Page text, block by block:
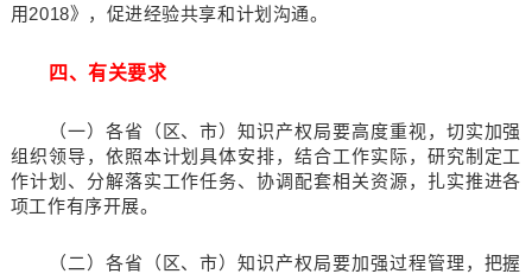
用2018》，促进经验共享和计划沟通。
四、有关要求
（一）各省（区、市）知识产权局要高度重视，切实加强
组织领导，依照本计划具体安排，结合工作实际，研究制定工
作计划、分解落实工作任务、协调配套相关资源，扎实推进各
项工作有序开展。
（二）各省（区、市）知识产权局要加强过程管理，把握